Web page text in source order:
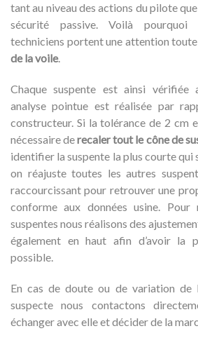
tant au niveau des actions du pilote
sécurité passive. Voilà pourquoi
techniciens portent une attention
de la voile.
Chaque suspente est ainsi vérifiée
analyse pointue est réalisée par
constructeur. Si la tolérance de 2 cm
nécessaire derecaler tout le cône de
identifier la suspente la plus courte qui
on réajuste toutes les autres
raccourcissant pour retrouver une
conforme aux données usine. Pour
suspentes nous réalisons des
également en haut afin d’avoir la
possible.
En cas de doute ou de variation de
suspecte nous contactons
échanger avec elle et décider de la